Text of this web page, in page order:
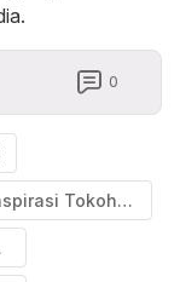
0
Inspirasi Tokoh Desa